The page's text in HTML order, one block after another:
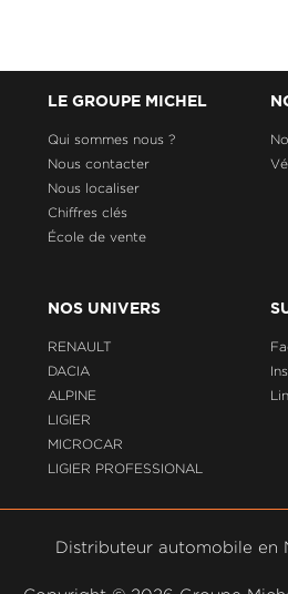
LE GROUPE MICHEL
Qui sommes nous ?
Nous contacter
Nous localiser
Chiffres clés
École de vente
NOS UNIVERS
RENAULT
DACIA
ALPINE
LIGIER
MICROCAR
LIGIER PROFESSIONAL
Distributeur automobile en